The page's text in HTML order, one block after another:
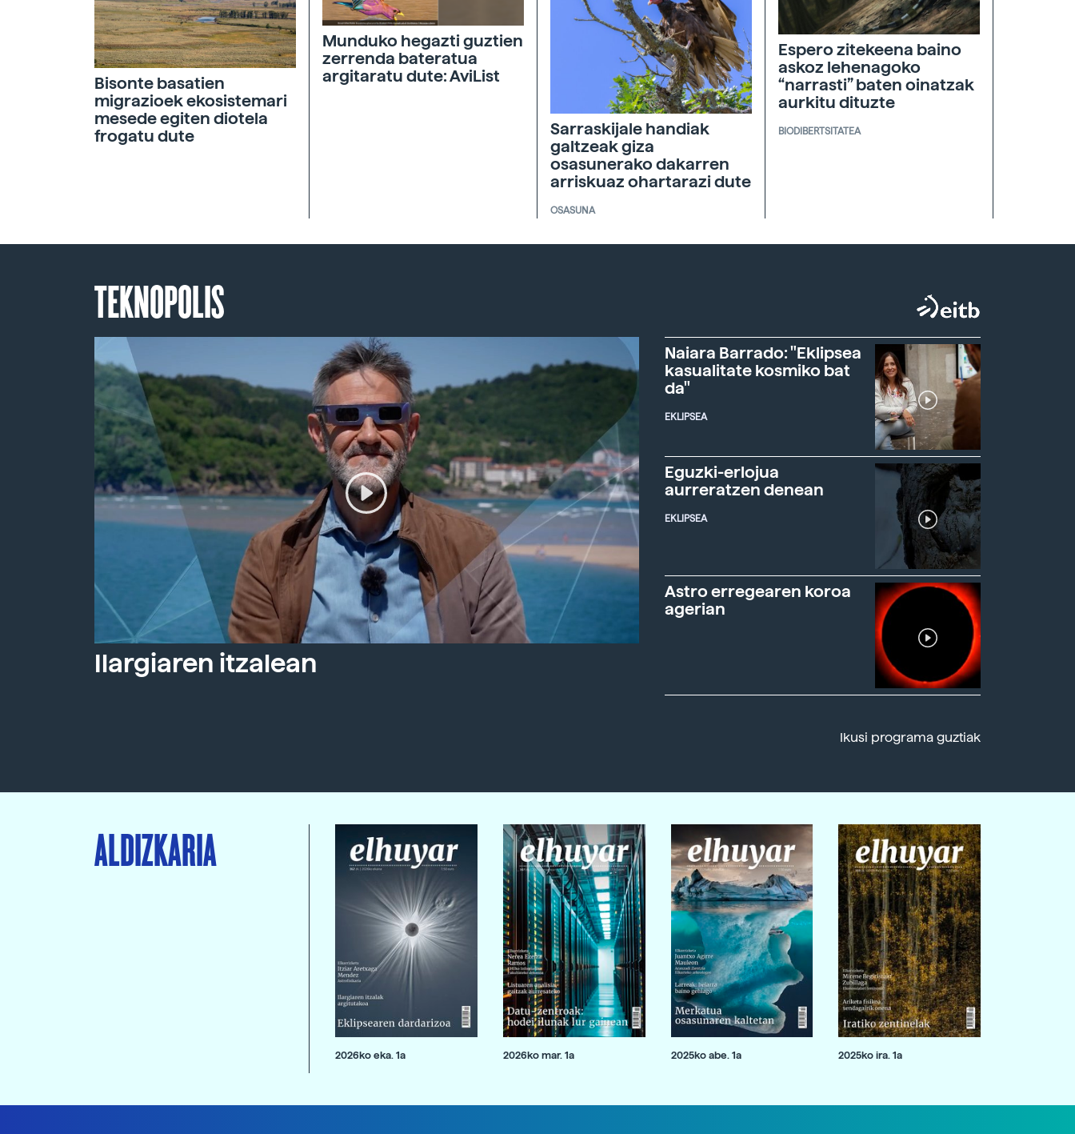
Bisonte basatien
migrazioek ekosistemari
mesede egiten diotela
frogatu dute
Munduko hegazti guztien
zerrenda bateratua
argitaratu dute: AviList
Sarraskijale handiak
galtzeak giza
osasunerako dakarren
arriskuaz ohartarazi dute
OSASUNA
Espero zitekeena baino
askoz lehenagoko
“narrasti” baten oinatzak
aurkitu dituzte
BIODIBERTSITATEA
TEKNOPOLIS
Ilargiaren itzalean
Naiara Barrado: "Eklipsea
kasualitate kosmiko bat
da"
EKLIPSEA
Eguzki-erlojua
aurreratzen denean
EKLIPSEA
Astro erregearen koroa
agerian
Ikusi programa guztiak
ALDIZKARIA
2026ko eka. 1a 2026ko mar. 1a 2025ko abe. 1a 2025ko ira. 1a